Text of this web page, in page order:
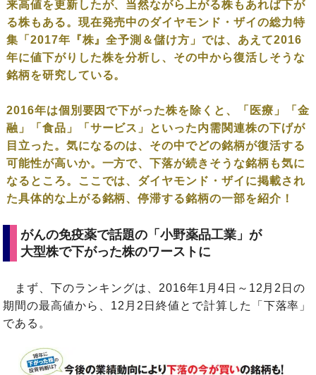
来高値を更新したが、当然ながら上がる株もあれば下が
る株もある。現在発売中のダイヤモンド・ザイの総力特
集「2017年『株』全予測＆儲け方」では、あえて2016
年に値下がりした株を分析し、その中から復活しそうな
銘柄を研究している。
2016年は個別要因で下がった株を除くと、「医療」「金
融」「食品」「サービス」といった内需関連株の下げが
目立った。気になるのは、その中でどの銘柄が復活する
可能性が高いか。一方で、下落が続きそうな銘柄も気に
なるところ。ここでは、 ダイヤモンド・ザイ に掲載され
た具体的な上がる銘柄、停滞する銘柄の一部を紹介！
がんの免疫薬で話題の「小野薬品工業」が
大型株で下がった株のワーストに
まず、下のランキングは、2016年1月4日～12月2日の
期間の最高値から、12月2日終値とで計算した「下落率」
である。